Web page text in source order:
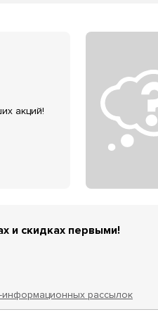
акций!
и скидках первыми!
информационных рассылок